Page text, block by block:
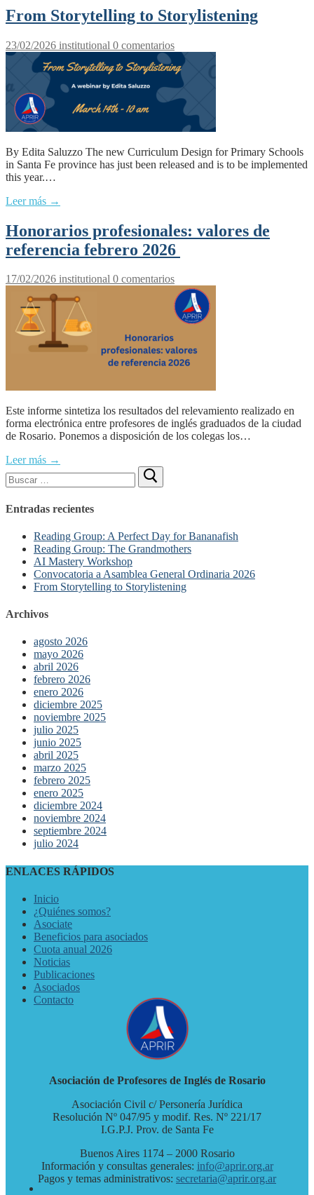
From Storytelling to Storylistening
23/02/2026 institutional 0 comentarios
By Edita Saluzzo The new Curriculum Design for Primary Schools
in Santa Fe province has just been released and is to be implemented
this year.…
Leer más →
Honorarios profesionales: valores de
referencia febrero 2026
17/02/2026 institutional 0 comentarios
Este informe sintetiza los resultados del relevamiento realizado en
forma electrónica entre profesores de inglés graduados de la ciudad
de Rosario. Ponemos a disposición de los colegas los…
Leer más →
Buscar:
Entradas recientes
Reading Group: A Perfect Day for Bananafish
Reading Group: The Grandmothers
AI Mastery Workshop
Convocatoria a Asamblea General Ordinaria 2026
From Storytelling to Storylistening
Archivos
agosto 2026
mayo 2026
abril 2026
febrero 2026
enero 2026
diciembre 2025
noviembre 2025
julio 2025
junio 2025
abril 2025
marzo 2025
febrero 2025
enero 2025
diciembre 2024
noviembre 2024
septiembre 2024
julio 2024
ENLACES RÁPIDOS
Inicio
¿Quiénes somos?
Asociate
Beneficios para asociados
Cuota anual 2026
Noticias
Publicaciones
Asociados
Contacto
Asociación de Profesores de Inglés de Rosario
Asociación Civil c/ Personería Jurídica
Resolución Nº 047/95 y modif. Res. Nº 221/17
I.G.P.J. Prov. de Santa Fe
Buenos Aires 1174 – 2000 Rosario
Información y consultas generales: info@aprir.org.ar
Pagos y temas administrativos: secretaria@aprir.org.ar